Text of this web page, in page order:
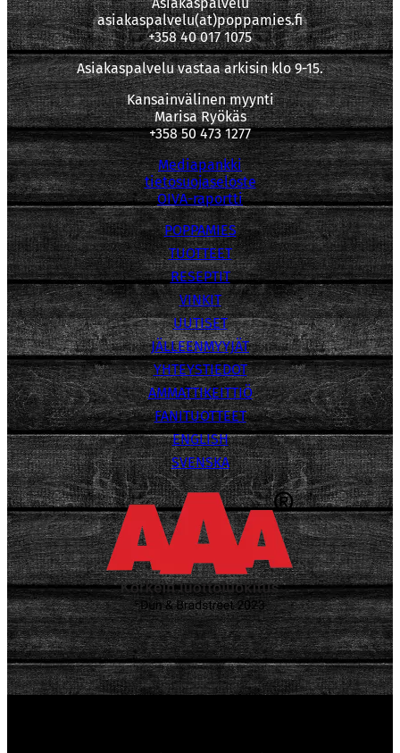
asiakaspalvelu(at)poppamies.fi
+358 40 017 1075
Asiakaspalvelu vastaa arkisin klo 9-15.
Kansainvälinen myynti
Marisa Ryökäs
+358 50 473 1277
Mediapankki
tietosuojaseloste
OIVA-raportti
POPPAMIES
TUOTTEET
RESEPTIT
VINKIT
UUTISET
JÄLLEENMYYJÄT
YHTEYSTIEDOT
AMMATTIKEITTIÖ
FANITUOTTEET
ENGLISH
SVENSKA